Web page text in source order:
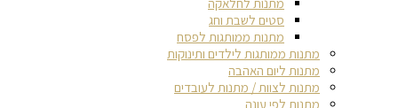
סטים לשבת וחג
מתנות ממותגות לפסח
מתנות ממותגות לילדים ותינוקות
מתנות ליום האהבה
מתנות לצוות / מתנות לעובדים
מתנות לפי עונה